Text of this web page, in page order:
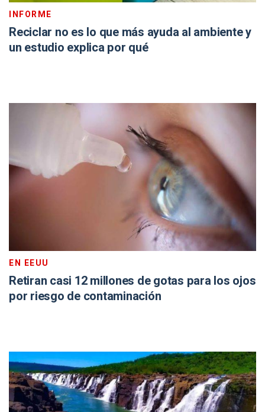
INFORME
Reciclar no es lo que más ayuda al ambiente y
un estudio explica por qué
EN EEUU
Retiran casi 12 millones de gotas para los ojos
por riesgo de contaminación